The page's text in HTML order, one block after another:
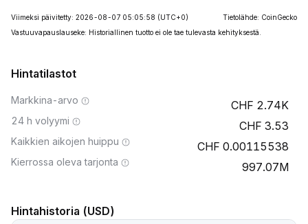
Viimeksi päivitetty: 2026-08-07 05:05:58 (UTC+0)
Tietolähde: CoinGecko
Vastuuvapauslauseke: Historiallinen tuotto ei ole tae tulevasta kehityksestä.
Hintatilastot
Markkina-arvo 2.74K
24 h volyymi 3.53
Kaikkien aikojen huippu 0.00115538
Kierrossa oleva tarjonta 997.07M
Hintahistoria (USD)